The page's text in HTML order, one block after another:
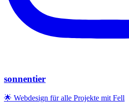
sonnentier
🌟 Webdesign für alle Projekte mit Fell